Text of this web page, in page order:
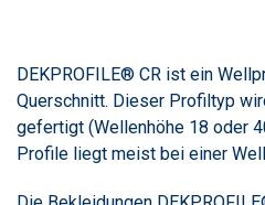
DEKPROFILE® CR ist ein
Querschnitt. Dieser Profiltyp
gefertigt (Wellenhöhe 18 oder
Profile liegt meist bei einer